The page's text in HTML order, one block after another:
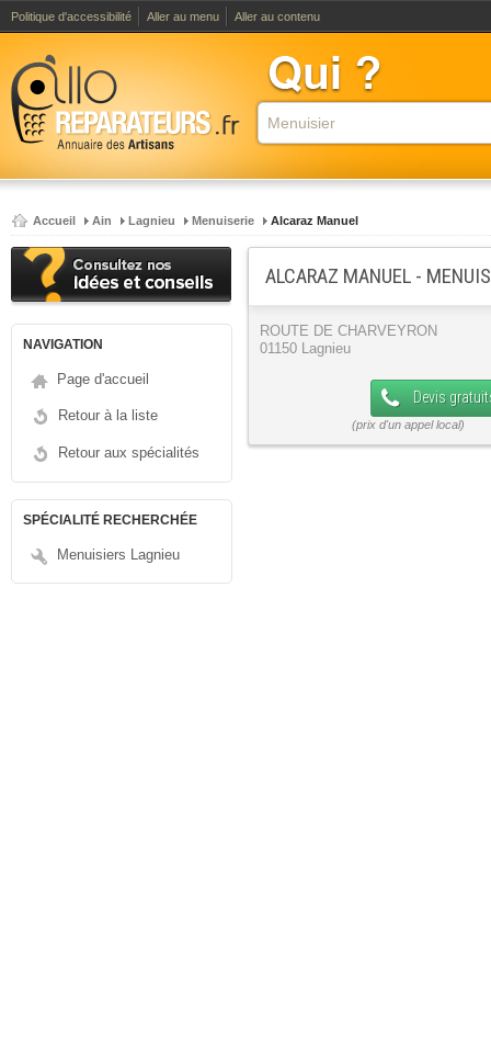
Politique d'accessibilité Aller au menu Aller au contenu
Accueil Ain Lagnieu Menuiserie Alcaraz Manuel
NAVIGATION
Page d'accueil
Retour à la liste
Retour aux spécialités
SPÉCIALITÉ RECHERCHÉE
Menuisiers Lagnieu
ALCARAZ MANUEL -
ROUTE DE CHARVEYRON
01150 Lagnieu
Devis